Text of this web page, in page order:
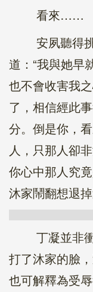
看來……
安夙聽得挑
道：“我與她早
也不會收害我
了，相信經此
分。倒是你，
人，只那人卻
你心中那人究
沐家鬧翻想退
丁凝並非衝
打了沐家的臉
也可解釋為受